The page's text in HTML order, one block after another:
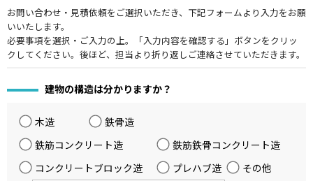
お問い合わせ・見積依頼をご選択いただき、下記フォームより入力をお願
いいたします。
必要事項を選択・ご入力の上。「入力内容を確認する」ボタンをクリッ
クしてください。後ほど、担当より折り返しご連絡させていただきます。
建物の構造は分かりますか？
木造
鉄骨造
鉄筋コンクリート造
鉄筋鉄骨コンクリート造
コンクリートブロック造
プレハブ造 その他